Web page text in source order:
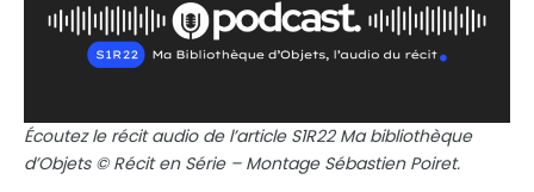
Écoutez le récit audio de l’article S1R22 Ma bibliothèque
d’Objets © Récit en Série – Montage Sébastien Poiret.